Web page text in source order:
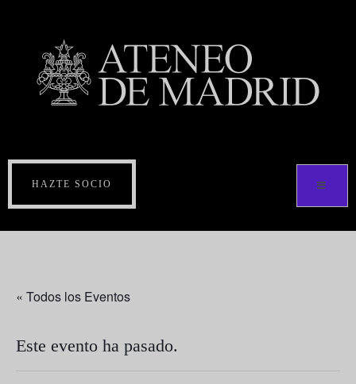
HAZTE SOCIO
« Todos los Eventos
Este evento ha pasado.